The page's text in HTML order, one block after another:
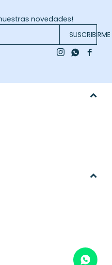
novedades!
SUSCRIBIRME

 